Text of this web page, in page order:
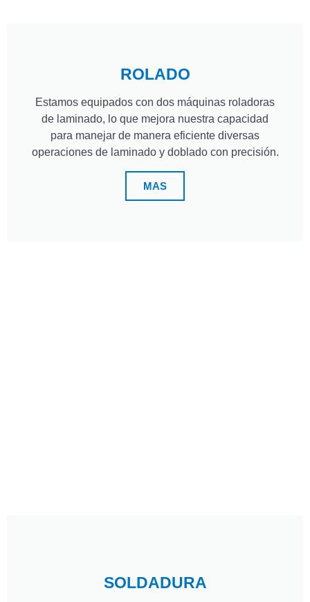
ROLADO
Estamos equipados con dos máquinas roladoras
de laminado, lo que mejora nuestra capacidad
para manejar de manera eficiente diversas
operaciones de laminado y doblado con precisión.
MAS
SOLDADURA